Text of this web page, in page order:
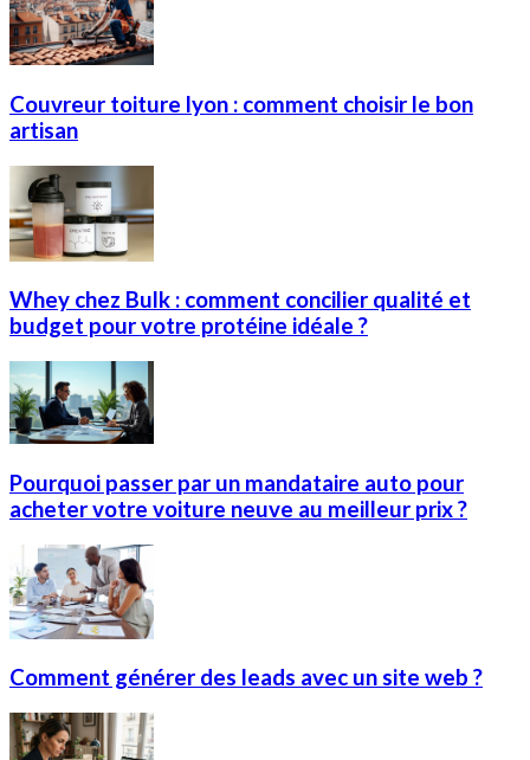
Couvreur toiture lyon : comment choisir le bon
artisan
Whey chez Bulk : comment concilier qualité et
budget pour votre protéine idéale ?
Pourquoi passer par un mandataire auto pour
acheter votre voiture neuve au meilleur prix ?
Comment générer des leads avec un site web ?